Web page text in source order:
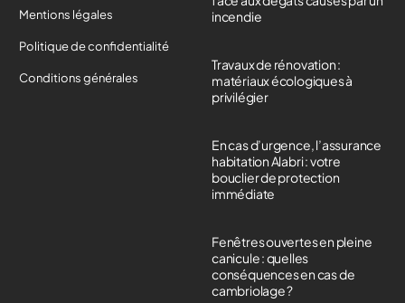
Mentions légales
Politique de confidentialité
Conditions générales
incendie
Travaux de rénovation :
matériaux écologiques à
privilégier
En cas d’urgence, l’assurance
habitation Alabri : votre
bouclier de protection
immédiate
Fenêtres ouvertes en pleine
canicule : quelles
conséquences en cas de
cambriolage ?